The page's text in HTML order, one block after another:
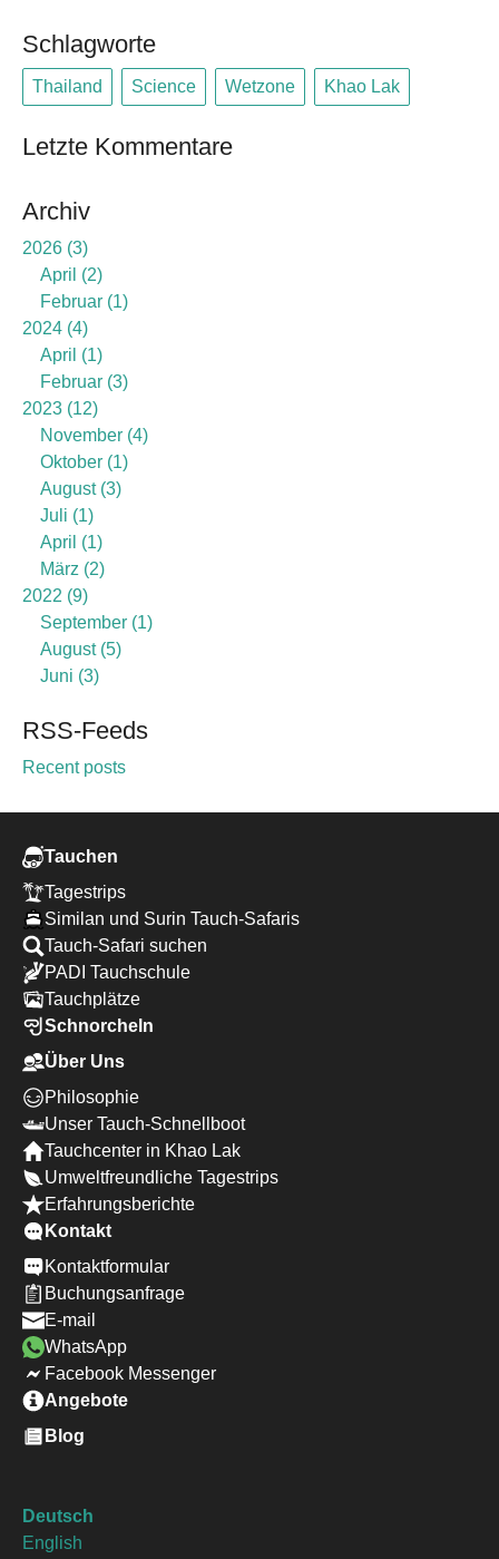
Schlagworte
Thailand Science Wetzone Khao Lak
Letzte Kommentare
Archiv
2026 3
April
2
Februar 1
2024 4
April
1
Februar 3
2023 12
November 4
Oktober 1
August 3
Juli
1
April
1
März
2
2022 9
September 1
August 5
Juni 3
RSS-Feeds
Recent posts
Tauchen
Tagestrips
Similan und Surin Tauch-Safaris
Tauch-Safari suchen
PADI Tauchschule
Tauchplätze
Schnorcheln
Über Uns
Philosophie
Unser Tauch-Schnellboot
Tauchcenter in Khao Lak
Umweltfreundliche Tagestrips
Erfahrungsberichte
Kontakt
Kontaktformular
Buchungsanfrage
E-mail
WhatsApp
Facebook Messenger
Angebote
Blog
Deutsch
English